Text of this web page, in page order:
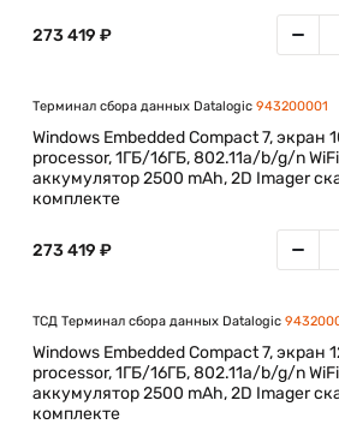
273 419 ₽
Терминал сбора данных Datalogic 943200001
Windows Embedded Compact 7, экран
processor, 1ГБ/16ГБ, 802.11a/b/g/n
аккумулятор 2500 mAh, 2D Imager
комплекте
273 419 ₽
ТСД Терминал сбора данных Datalogic
Windows Embedded Compact 7, экран
processor, 1ГБ/16ГБ, 802.11a/b/g/n
аккумулятор 2500 mAh, 2D Imager
комплекте